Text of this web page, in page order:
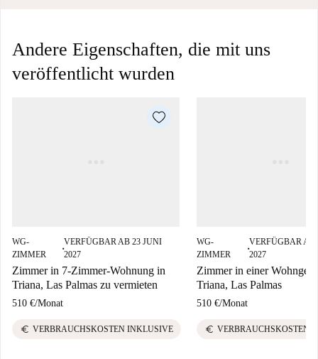
Andere Eigenschaften, die mit uns
veröffentlicht wurden
WG-
ZIMMER
■
VERFÜGBAR AB 23 JUNI
2027
Zimmer in 7-Zimmer-Wohnung in
Triana, Las Palmas zu vermieten
510 €/Monat
euro VERBRAUCHSKOSTEN INKLUSIVE
WG-
ZIMMER
■
VERFÜGBAR AB
2027
Zimmer in einer
Triana, Las Palmas
510 €/Monat
euro VERBRAUCHSKOSTEN